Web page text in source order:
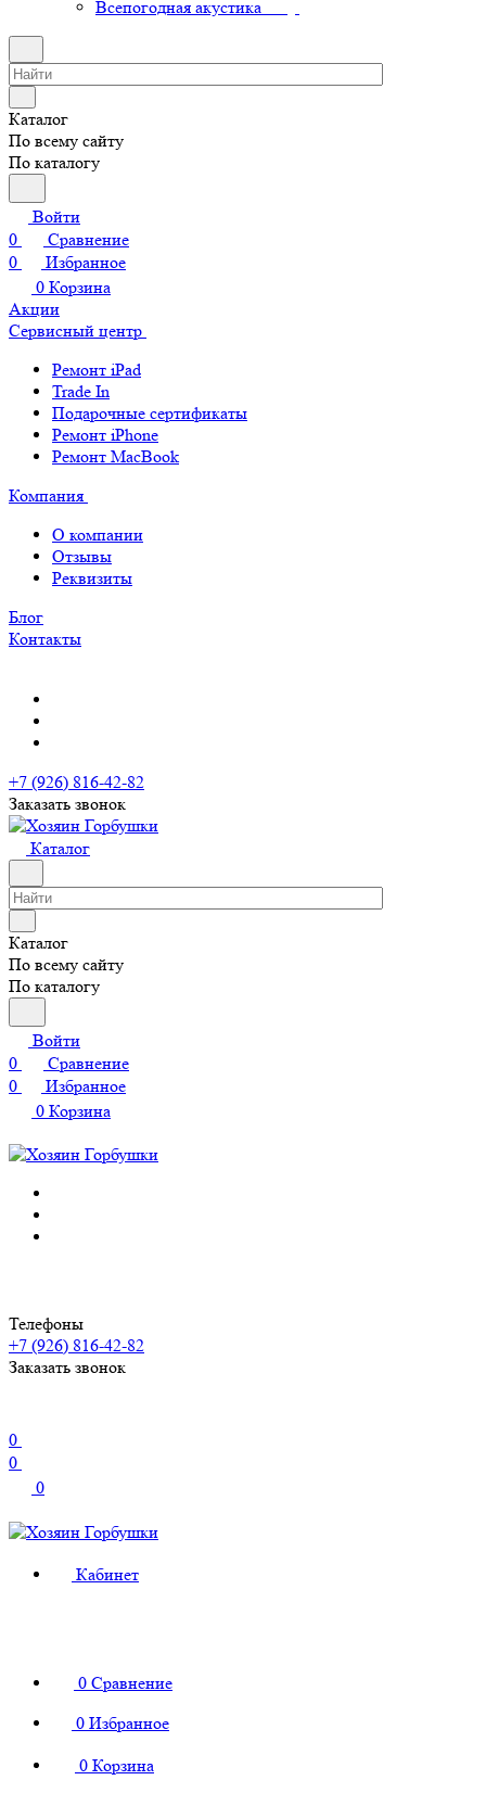
Всепогодная акустика
Каталог
По всему сайту
По каталогу
Войти
0
Сравнение
0
Избранное
0 Корзина
Акции
Сервисный центр
Ремонт iPad
Trade In
Подарочные сертификаты
Ремонт iPhone
Ремонт MacBook
Компания
О компании
Отзывы
Реквизиты
Блог
Контакты
+7 (926) 816-42-82
Заказать звонок
Каталог
Каталог
По всему сайту
По каталогу
Войти
0
Сравнение
0
Избранное
0 Корзина
Телефоны
+7 (926) 816-42-82
Заказать звонок
0
0
0
Кабинет
0 Сравнение
0 Избранное
0 Корзина